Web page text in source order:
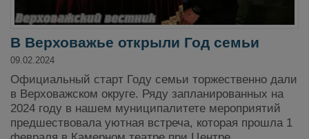
В Верховажье открыли Год семьи
09.02.2024
Официальный старт Году семьи торжественно дали
в Верховажском округе. Ряду запланированных на
2024 году в нашем муниципалитете мероприятий
предшествовала уютная встреча, которая прошла 1